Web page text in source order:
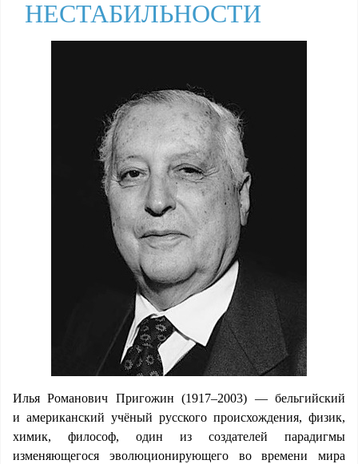
НЕСТАБИЛЬНОСТИ
Илья Романович Пригожин (1917–2003) — бельгийский
и американский учёный русского происхождения, физик,
химик, философ, один из создателей парадигмы
изменяющегося эволюционирующего во времени мира